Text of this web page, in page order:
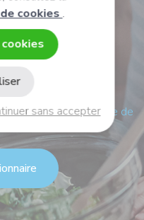
et j'acceptela politique de
cookies .
sans accepter